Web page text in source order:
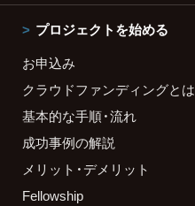
プロジェクトを始める
お申込み
クラウドファンディングとは
基本的な手順・流れ
成功事例の解説
メリット・デメリット
Fellowship